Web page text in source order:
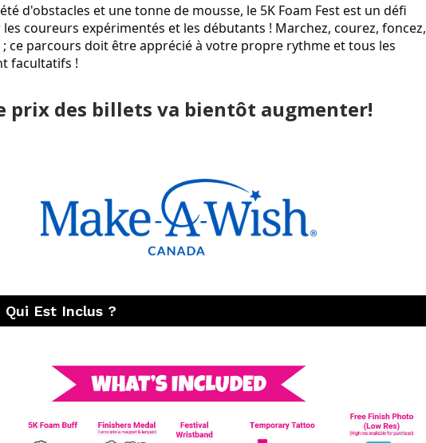
d'obstacles et une tonne de mousse, le 5K Foam Fest est un défi
coureurs expérimentés et les débutants ! Marchez, courez, foncez,
; ce parcours doit être apprécié à votre propre rythme et tous les
facultatifs !
prix des billets va bientôt augmenter!
Est Inclus ?